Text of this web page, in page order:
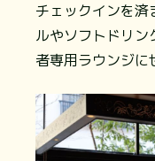
チェックインを済
ルやソフトドリ
者専用ラウンジに